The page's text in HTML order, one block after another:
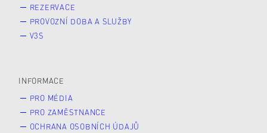
REZERVACE
PROVOZNÍ DOBA A SLUŽBY
V3S
INFORMACE
PRO MÉDIA
PRO ZAMĚSTNANCE
OCHRANA OSOBNÍCH ÚDAJŮ